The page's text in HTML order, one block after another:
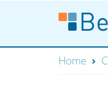
Home